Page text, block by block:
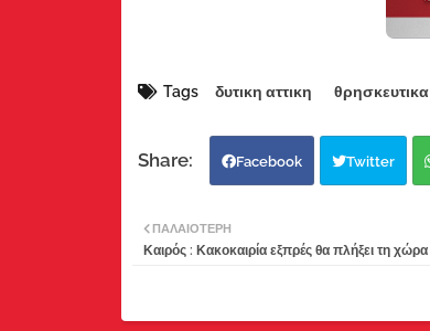
Tags δυτικη αττικη θρησκευτικα
Facebook Twitter
ΠΑΛΑΙΌΤΕΡΗ
Καιρός : Κακοκαιρία εξπρές θα πλήξει τη χώρα